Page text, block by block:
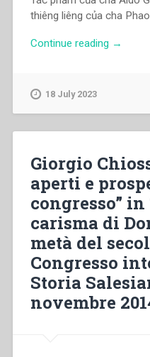
thiêng liêng của cha
Continue reading “Aldo
Một
dung
mạo
thiêng
liêng”
→
18 July 2023
Giorgio
aperti e
congresso”
carisma di
metà del
Congresso
Storia
novembre